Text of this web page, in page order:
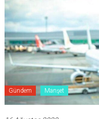
Gündem Manşet